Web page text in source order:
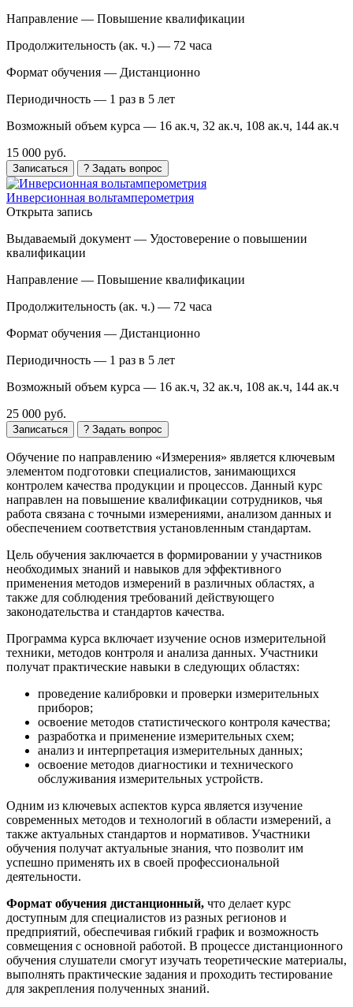
Направление — Повышение квалификации
Продолжительность (ак. ч.) — 72 часа
Формат обучения — Дистанционно
Периодичность — 1 раз в 5 лет
Возможный объем курса — 16 ак.ч, 32 ак.ч, 108 ак.ч, 144 ак.ч
15 000 руб.
Записаться ? Задать вопрос
Инверсионная вольтамперометрия
Открыта запись
Выдаваемый документ — Удостоверение о повышении
квалификации
Направление — Повышение квалификации
Продолжительность (ак. ч.) — 72 часа
Формат обучения — Дистанционно
Периодичность — 1 раз в 5 лет
Возможный объем курса — 16 ак.ч, 32 ак.ч, 108 ак.ч, 144 ак.ч
25 000 руб.
Записаться ? Задать вопрос
Обучение по направлению «Измерения» является ключевым
элементом подготовки специалистов, занимающихся
контролем качества продукции и процессов. Данный курс
направлен на повышение квалификации сотрудников, чья
работа связана с точными измерениями, анализом данных и
обеспечением соответствия установленным стандартам.
Цель обучения заключается в формировании у участников
необходимых знаний и навыков для эффективного
применения методов измерений в различных областях, а
также для соблюдения требований действующего
законодательства и стандартов качества.
Программа курса включает изучение основ измерительной
техники, методов контроля и анализа данных. Участники
получат практические навыки в следующих областях:
проведение калибровки и проверки измерительных
приборов;
освоение методов статистического контроля качества;
разработка и применение измерительных схем;
анализ и интерпретация измерительных данных;
освоение методов диагностики и технического
обслуживания измерительных устройств.
Одним из ключевых аспектов курса является изучение
современных методов и технологий в области измерений, а
также актуальных стандартов и нормативов. Участники
обучения получат актуальные знания, что позволит им
успешно применять их в своей профессиональной
деятельности.
Формат обучения дистанционный, что делает курс
доступным для специалистов из разных регионов и
предприятий, обеспечивая гибкий график и возможность
совмещения с основной работой. В процессе дистанционного
обучения слушатели смогут изучать теоретические материалы,
выполнять практические задания и проходить тестирование
для закрепления полученных знаний.